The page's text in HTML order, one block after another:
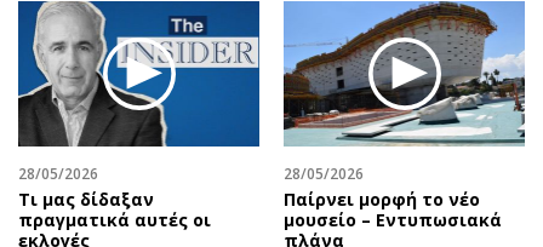
28/05/2026
Τι μας δίδαξαν
πραγματικά αυτές οι
εκλογές
28/05/2026
Παίρνει μορφή το νέο
μουσείο – Εντυπωσιακά
πλάνα